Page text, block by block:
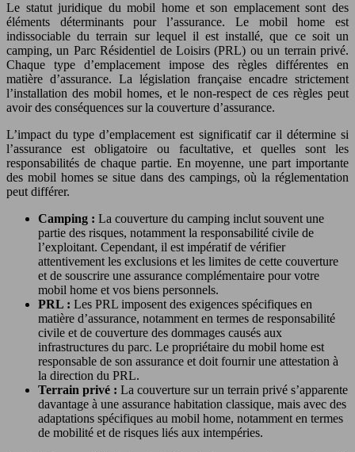
Le statut juridique du mobil home et son emplacement sont des
éléments déterminants pour l’assurance. Le mobil home est
indissociable du terrain sur lequel il est installé, que ce soit un
camping, un Parc Résidentiel de Loisirs (PRL) ou un terrain privé.
Chaque type d’emplacement impose des règles différentes en
matière d’assurance. La législation française encadre strictement
l’installation des mobil homes, et le non-respect de ces règles peut
avoir des conséquences sur la couverture d’assurance.
L’impact du type d’emplacement est significatif car il détermine si
l’assurance est obligatoire ou facultative, et quelles sont les
responsabilités de chaque partie. En moyenne, une part importante
des mobil homes se situe dans des campings, où la réglementation
peut différer.
Camping : La couverture du camping inclut souvent une
partie des risques, notamment la responsabilité civile de
l’exploitant. Cependant, il est impératif de vérifier
attentivement les exclusions et les limites de cette couverture
et de souscrire une assurance complémentaire pour votre
mobil home et vos biens personnels.
PRL : Les PRL imposent des exigences spécifiques en
matière d’assurance, notamment en termes de responsabilité
civile et de couverture des dommages causés aux
infrastructures du parc. Le propriétaire du mobil home est
responsable de son assurance et doit fournir une attestation à
la direction du PRL.
Terrain privé : La couverture sur un terrain privé s’apparente
davantage à une assurance habitation classique, mais avec des
adaptations spécifiques au mobil home, notamment en termes
de mobilité et de risques liés aux intempéries.